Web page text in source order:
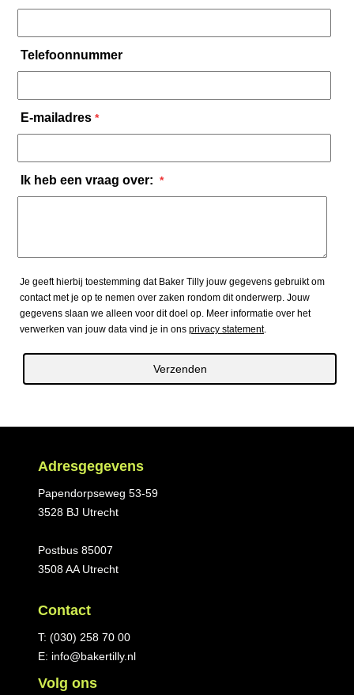
Telefoonnummer
E-mailadres *
Ik heb een vraag over: *
Je geeft hierbij toestemming dat Baker Tilly jouw gegevens gebruikt om
contact met je op te nemen over zaken rondom dit onderwerp. Jouw
gegevens slaan we alleen voor dit doel op. Meer informatie over het
verwerken van jouw data vind je in ons privacy statement.
Adresgegevens
Papendorpseweg 53-59
3528 BJ Utrecht
Postbus 85007
3508 AA Utrecht
Contact
T: (030) 258 70 00
E: info@bakertilly.nl
Volg ons